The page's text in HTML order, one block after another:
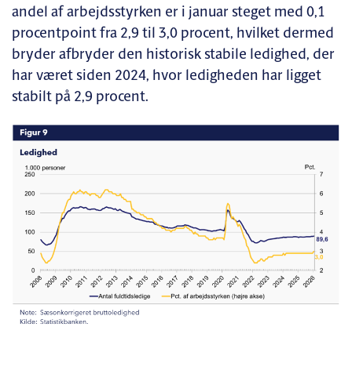
andel af arbejdsstyrken er i januar steget med 0,1
procentpoint fra 2,9 til 3,0 procent, hvilket dermed
bryder afbryder den historisk stabile ledighed, der
har været siden 2024, hvor ledigheden har ligget
stabilt på 2,9 procent.